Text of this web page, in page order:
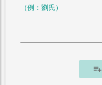
（例：劉氏）
playlist_add